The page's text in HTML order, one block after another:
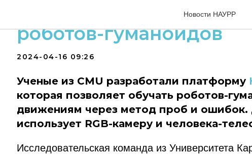
Новости НАУРР
Разработана система
роботов-гуманоидов
2024-04-16 09:26
Ученые из CMU разработали платформу
которая позволяет обучать роботов-
движениям через метод проб и ошибок.
использует RGB-камеру и человека-
Исследовательская команда из Университета